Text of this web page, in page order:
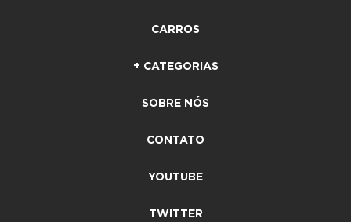
CARROS
+ CATEGORIAS
SOBRE NÓS
CONTATO
YOUTUBE
TWITTER